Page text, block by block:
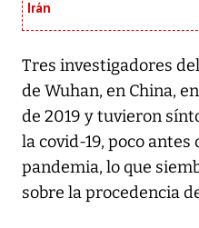
Irán
Tres investigadores
de Wuhan, en China,
de 2019 y tuvieron
la covid-19, poco antes
pandemia, lo que
sobre la procedencia